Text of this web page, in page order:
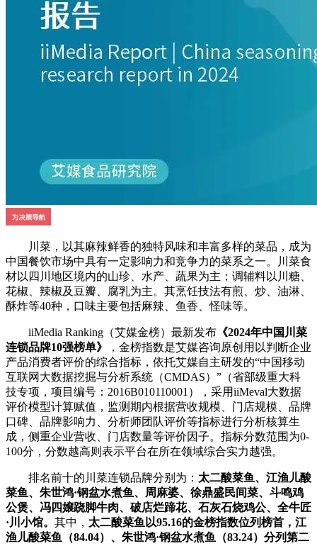
川菜，以其麻辣鲜香的独特风味和丰富多样的菜品，成为
中国餐饮市场中具有一定影响力和竞争力的菜系之一。川菜食
材以四川地区境内的山珍、水产、蔬果为主；调辅料以川糖、
花椒、辣椒及豆瓣、腐乳为主。其烹饪技法有煎、炒、油淋、
酥炸等40种，口味主要包括麻辣、鱼香、怪味等。
iiMedia Ranking（艾媒金榜）最新发布 《2024年中国川菜
连锁品牌10强榜单》
，金榜指数是艾媒咨询原创用以判断企业
产品消费者评价的综合指标，依托艾媒自主研发的“中国移动
互联网大数据挖掘与分析系统（CMDAS）”（省部级重大科
技专项，项目编号：2016B010110001），采用iiMeval大数据
评价模型计算赋值，监测期内根据营收规模、门店规模、品牌
口碑、品牌影响力、分析师团队评价等指标进行分析核算生
成，侧重企业营收、门店数量等评价因子。指标分数范围为0-
100分，分数越高则表示平台在所在领域综合实力越强。
排名前十的川菜连锁品牌分别为： 太二酸菜鱼、江渔儿酸
菜鱼、朱世鸿·钢盆水煮鱼、周麻婆、徐鼎盛民间菜、斗鸣鸡
公煲、冯四嬢跷脚牛肉、破店烂蹄花、石灰石烧鸡公、全牛匠
·川小馆。 其中， 太二酸菜鱼以95.16的金榜指数位列榜首，江
渔儿酸菜鱼（84.04）、朱世鸿·钢盆水煮鱼（83.24）分列第二